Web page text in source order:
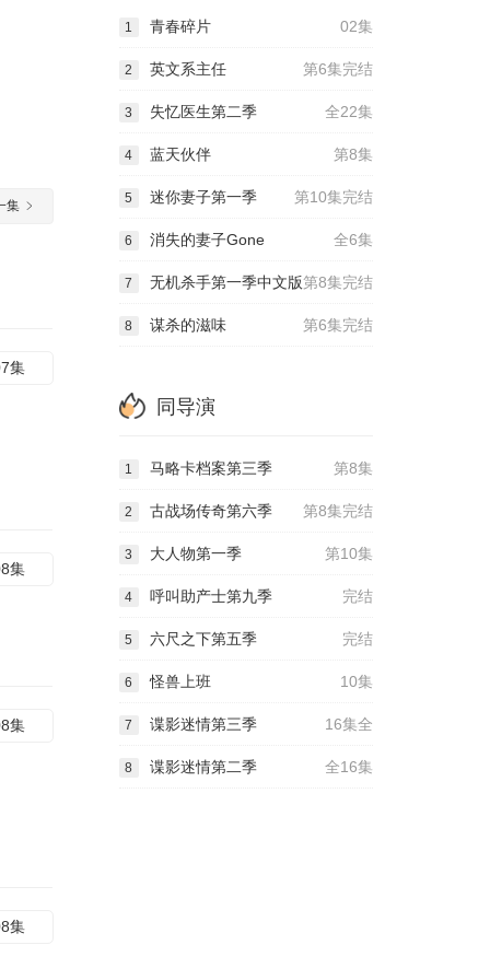
集
集
集
集
集
02集
1 青春碎片
第6集完结
2 英文系主任
全22集
3 失忆医生第二季
第8集
4 蓝天伙伴
第10集完结
5 迷你妻子第一季
全6集
6 消失的妻子Gone
第8集完结
7 无机杀手第一季中文版
第6集完结
8 谋杀的滋味
同导演
第8集
1 马略卡档案第三季
第8集完结
2 古战场传奇第六季
第10集
3 大人物第一季
完结
4 呼叫助产士第九季
完结
5 六尺之下第五季
10集
6 怪兽上班
16集全
7 谍影迷情第三季
全16集
8 谍影迷情第二季